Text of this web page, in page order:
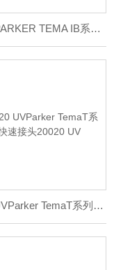
IB7511PARKER TEMA IB系列 平面液压快速接头IB7511
20020 UVParker TemaT系列快速接头20020 UV